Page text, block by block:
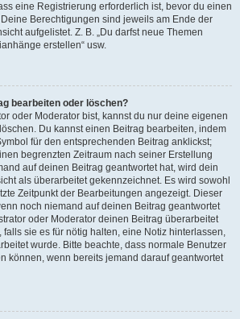
eine Registrierung erforderlich ist, bevor du einen
Berechtigungen sind jeweils am Ende der
aufgelistet. Z. B. „Du darfst neue Themen
erstellen“ usw.
bearbeiten oder löschen?
oder Moderator bist, kannst du nur deine eigenen
Du kannst einen Beitrag bearbeiten, indem
für den entsprechenden Beitrag anklickst;
begrenzten Zeitraum nach seiner Erstellung
auf deinen Beitrag geantwortet hat, wird dein
als überarbeitet gekennzeichnet. Es wird sowohl
Zeitpunkt der Bearbeitungen angezeigt. Dieser
noch niemand auf deinen Beitrag geantwortet
oder Moderator deinen Beitrag überarbeitet
falls sie es für nötig halten, eine Notiz hinterlassen,
wurde. Bitte beachte, dass normale Benutzer
können, wenn bereits jemand darauf geantwortet